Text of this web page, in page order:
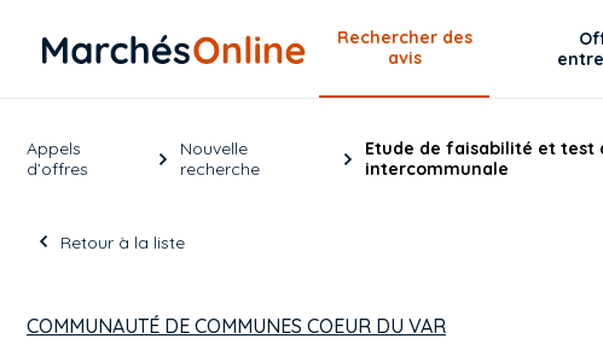
Rechercher des
avis
Appels
d’offres
Nouvelle
recherche
Etude de faisabilité et test
intercommunale
Retour à la liste
COMMUNAUTÉ DE COMMUNES COEUR DU VAR